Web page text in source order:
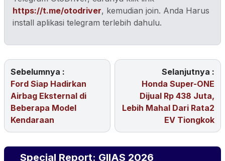
https://t.me/otodriver, kemudian join. Anda Harus
install aplikasi telegram terlebih dahulu.
Sebelumnya :
Ford Siap Hadirkan
Airbag Eksternal di
Beberapa Model
Kendaraan
Selanjutnya :
Honda Super-ONE
Dijual Rp 438 Juta,
Lebih Mahal Dari Rata2
EV Tiongkok
Special Report: GIIAS 2026